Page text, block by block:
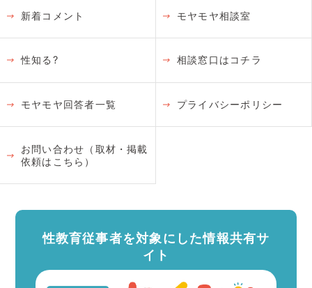
新着コメント モヤモヤ相談室
性知る? 相談窓口はコチラ
モヤモヤ回答者一覧 プライバシーポリシー
お問い合わせ（取材・掲載
依頼はこちら）
性教育従事者を対象にした情報共有サ
イト